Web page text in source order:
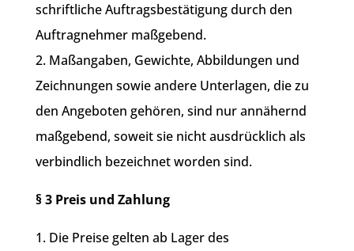
schriftliche Auftragsbestätigung durch den
Auftragnehmer maßgebend.
2. Maßangaben, Gewichte, Abbildungen und
Zeichnungen sowie andere Unterlagen, die zu
den Angeboten gehören, sind nur annähernd
maßgebend, soweit sie nicht ausdrücklich als
verbindlich bezeichnet worden sind.
§ 3 Preis und Zahlung
1. Die Preise gelten ab Lager des